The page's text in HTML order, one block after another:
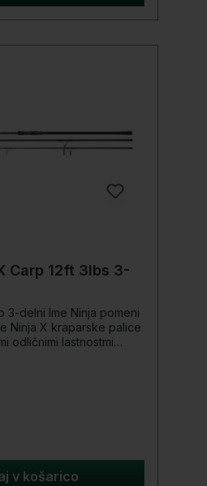
Carp 12ft 3lbs 3-
3-delni Ime Ninja pomeni
Ninja X kraparske palice
odličnimi lastnostmi
kraparsko
HMC+
Zanesljiva spojka
Shrinktube ročaj
Seaguide obroči
v košarico